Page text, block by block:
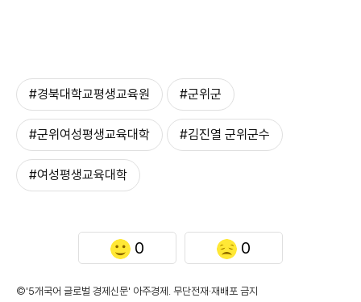
#경북대학교평생교육원 #군위군
#군위여성평생교육대학 #김진열 군위군수
#여성평생교육대학
0 0
©'5개국어 글로벌 경제신문' 아주경제. 무단전재·재배포 금지